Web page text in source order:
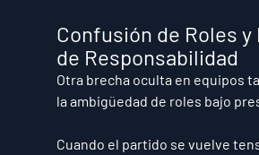
Confusión de Roles y
de Responsabilidad
Otra brecha oculta en equipos
la ambigüedad de roles bajo
Cuando el partido se vuelve